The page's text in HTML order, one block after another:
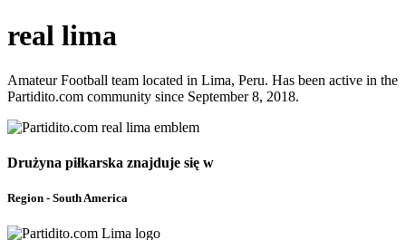
real lima
Amateur Football team located in Lima, Peru. Has been active in the
Partidito.com community since September 8, 2018.
Drużyna piłkarska znajduje się w
Region - South America